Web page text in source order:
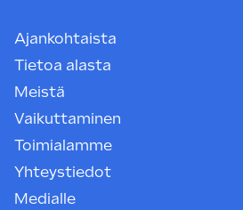
Ajankohtaista
Tietoa alasta
Meistä
Vaikuttaminen
Toimialamme
Yhteystiedot
Medialle